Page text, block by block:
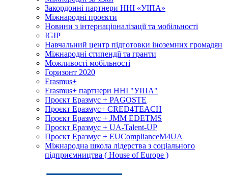
Закордонні партнери ННІ «УІПА»
Міжнародні проєкти
Новини з інтернаціоналізації та мобільності
IGIP
Навчальний центр підготовки іноземних громадян
Міжнародні стипендії та гранти
Можливості мобільності
Горизонт 2020
Erasmus+
Erasmus+ партнери ННІ "УІПА"
Проєкт Еразмус + PAGOSTE
Проєкт Еразмус+ CRED4TEACH
Проєкт Еразмус + JMM EDETMS
Проєкт Еразмус + UA-Talent-UP
Проєкт Еразмус + EUComplianceM4UA
Міжнародна школа лідерства з соціального
підприємництва ( House of Europe )